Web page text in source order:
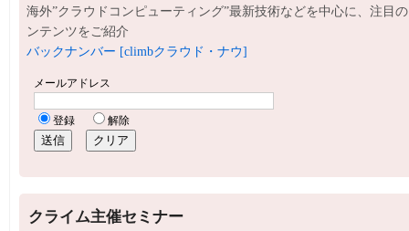
海外”クラウドコンピューティング”最新技術などを中心に、注目
ンテンツをご紹介
バックナンバー [climbクラウド・ナウ]
クライム主催セミナー